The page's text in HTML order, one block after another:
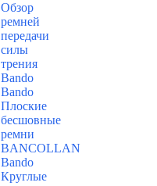
Обзор
ремней
передачи
силы
трения
Bando
Bando
Плоские
бесшовные
ремни
BANCOLLAN
Bando
Круглые